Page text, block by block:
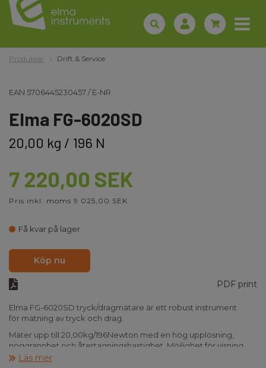
Produkter Drift & Service
EAN 5706445230457/E-NR
Elma FG-6020SD
20,00 kg / 196 N
7 220,00 SEK
Pris inkl. moms 9 025,00 SEK
Få kvar på lager
Köp nu
PDF print
Elma FG-6020SD tryck/dragmätare är ett robust instrument
för mätning av tryck och drag.
Mäter upp till 20,00kg/196Newton med en hög upplösning,
noggrannhet och återtagningshastighet. Möjlighet för visning
av 3 olika enheter: kg/lb/Newton.
Läs mer